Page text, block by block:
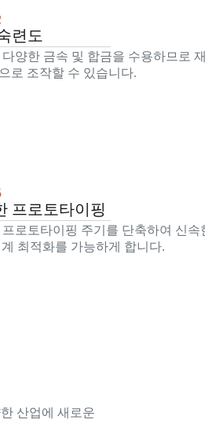
련도
양한 금속 및 합금을 수용하므로 재
로 조작할 수 있습니다.
프로토타이핑
로토타이핑 주기를 단축하여 신속
최적화를 가능하게 합니다.
산업에 새로운